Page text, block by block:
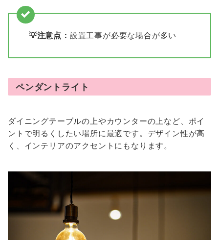
💡注意点： 設置工事が必要な場合が多い
ペンダントライト
ダイニングテーブルの上やカウンターの上など、ポイ
ントで明るくしたい場所に最適です。デザイン性が高
く、インテリアのアクセントにもなります。